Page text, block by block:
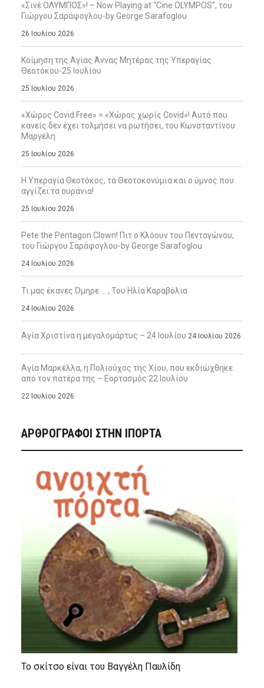
«Σινέ ΟΛΥΜΠΟΣ»! – Now Playing at “Cine OLYMPOS”, του
Γιώργου Σαράφογλου-by George Sarafoglou
26 Ιουλίου 2026
Κοίμηση της Αγίας Άννας Μητέρας της Υπεραγίας
Θεοτόκου-25 Ιουλίου
25 Ιουλίου 2026
«Χώρος Covid Free» = «Χώρος χωρίς Covid»! Αυτό που
κανείς δεν έχει τολμήσει να ρωτήσει, του Κωνσταντίνου
Μαργέλη
25 Ιουλίου 2026
Η Υπεραγία Θεοτόκος, τα Θεοτοκονύμια και ο ύμνος που
αγγίζει τα ουράνια!
25 Ιουλίου 2026
Pete the Pentagon Clown! Πιτ ο Κλόουν του Πενταγώνου,
του Γιώργου Σαράφογλου-by George Sarafoglou
24 Ιουλίου 2026
Τι μας έκανες Όμηρε … , Του Ηλία Καραβόλια
24 Ιουλίου 2026
Αγία Χριστίνα η μεγαλομάρτυς – 24 Ιουλίου 24 Ιουλίου 2026
Αγία Μαρκέλλα, η Πολιούχος της Χίου, που εκδιώχθηκε
από τον πατέρα της – Εορτασμός 22 Ιουλίου
22 Ιουλίου 2026
ΑΡΘΡΟΓΡΑΦΟΙ ΣΤΗΝ IΠΟΡΤΑ
Το σκίτσο είναι του Βαγγέλη Παυλίδη